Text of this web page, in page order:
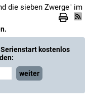
die sieben Zwerge" im
kostenlos
weiter